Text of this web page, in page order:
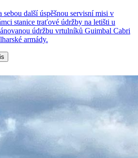
další úspěšnou servisní misi v
stanice traťové údržby na letišti u
údržbu vrtulníků Guimbal Cabri
armády.